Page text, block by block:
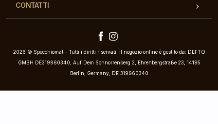
CONTATTI
2026 © Specchiomat – Tutti i diritti riservati. Il negozio online è gestito da: DEFTO
GMBH DE319960340, Auf Dem Schnorrenberg 2, Ehrenbergstraße 23, 14195
Berlin, Germany, DE 319960340